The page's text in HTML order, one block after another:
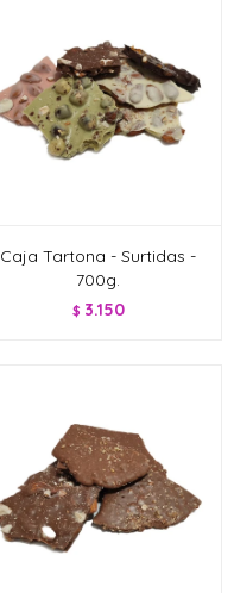
Caja Tartona - Surtidas -
700g.
$ 3.150